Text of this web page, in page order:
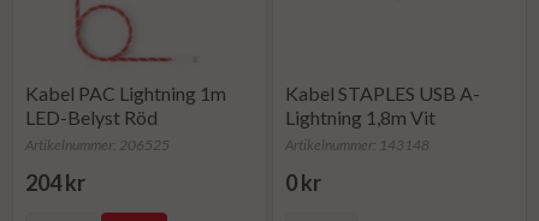
Kabel PAC Lightning 1m
LED-Belyst Röd
Artikelnummer: 206525
204 kr
Kabel STAPLES USB A-
Lightning 1,8m Vit
Artikelnummer: 143148
0 kr